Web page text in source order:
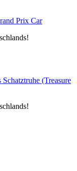
Prix Car
Schatztruhe (Treasure